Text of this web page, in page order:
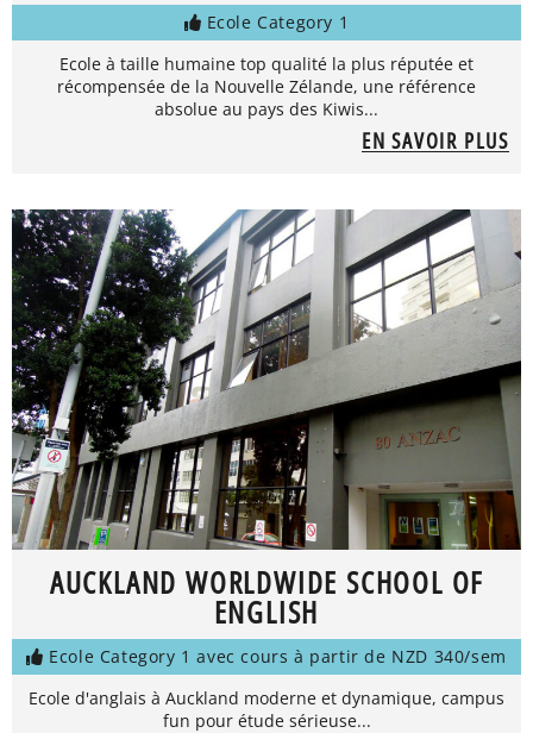
Ecole Category 1
Ecole à taille humaine top qualité la plus réputée et
récompensée de la Nouvelle Zélande, une référence
absolue au pays des Kiwis...
EN SAVOIR PLUS
AUCKLAND WORLDWIDE SCHOOL OF
ENGLISH
Ecole Category 1 avec cours à partir de NZD 340/sem
Ecole d'anglais à Auckland moderne et dynamique, campus
fun pour étude sérieuse...